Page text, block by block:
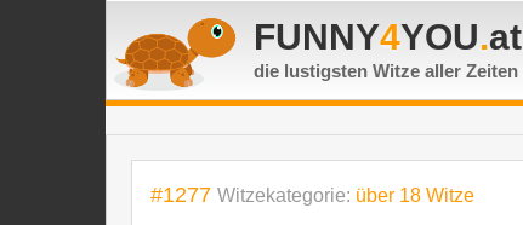
FUNNY4YOU.at
die lustigsten Witze aller Zeiten
#1277 Witzekategorie: über 18 Witze